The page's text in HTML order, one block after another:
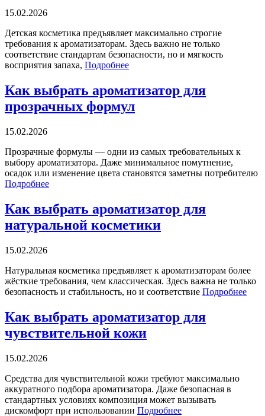
15.02.2026
Детская косметика предъявляет максимально строгие
требования к ароматизаторам. Здесь важно не только
соответствие стандартам безопасности, но и мягкость
восприятия запаха, Подробнее
Как выбрать ароматизатор для
прозрачных формул
15.02.2026
Прозрачные формулы — одни из самых требовательных к
выбору ароматизатора. Даже минимальное помутнение,
осадок или изменение цвета становятся заметны потребителю
Подробнее
Как выбрать ароматизатор для
натуральной косметики
15.02.2026
Натуральная косметика предъявляет к ароматизаторам более
жёсткие требования, чем классическая. Здесь важна не только
безопасность и стабильность, но и соответствие Подробнее
Как выбрать ароматизатор для
чувствительной кожи
15.02.2026
Средства для чувствительной кожи требуют максимально
аккуратного подбора ароматизатора. Даже безопасная в
стандартных условиях композиция может вызывать
дискомфорт при использовании Подробнее